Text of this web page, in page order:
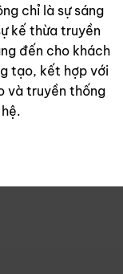
chỉ là sự sáng
kế thừa truyền
đến cho khách
tạo, kết hợp với
và truyền thống